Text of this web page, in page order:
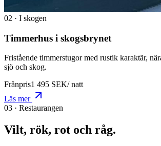
02 · I skogen
Timmerhus i skogsbrynet
Fristående timmerstugor med rustik karaktär,
sjö och skog.
Frånpris1 495 SEK/natt
Läs mer
03 · Restaurangen
Vilt, rök, rot och råg.